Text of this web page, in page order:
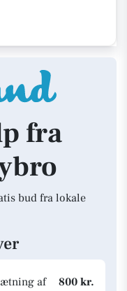
fra
bud fra lokale
af
800 kr.